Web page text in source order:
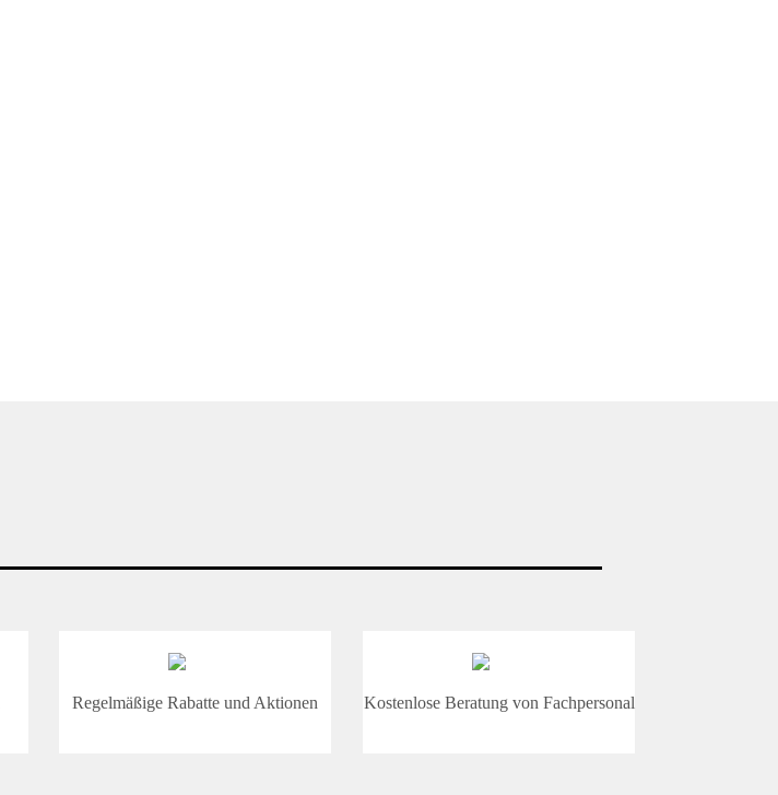
Regelmäßige Rabatte und Aktionen Kostenlose Beratung von Fachpersonal